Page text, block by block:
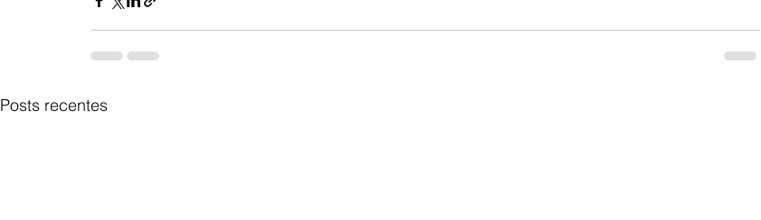
Posts recentes